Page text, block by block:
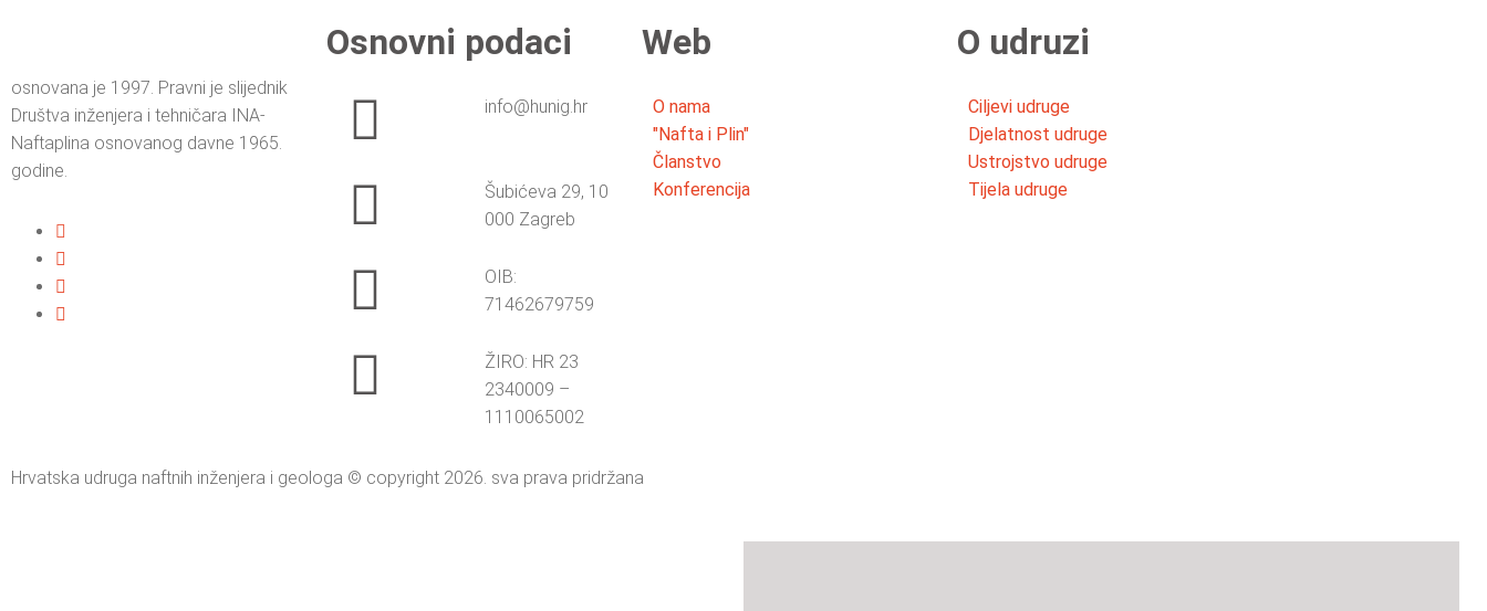
osnovana je 1997. Pravni je slijednik
Društva inženjera i tehničara INA-
Naftaplina osnovanog davne 1965.
godine.
Osnovni podaci
info@hunig.hr
Šubićeva 29, 10
000 Zagreb
OIB:
71462679759
ŽIRO: HR 23
2340009 –
1110065002
Web
O nama
"Nafta i Plin"
Članstvo
Konferencija
O udruzi
Ciljevi udruge
Djelatnost udruge
Ustrojstvo udruge
Tijela udruge
Hrvatska udruga naftnih inženjera i geologa © copyright 2026. sva prava pridržana